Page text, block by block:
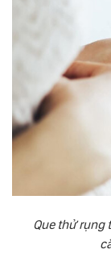
Que thử rụng